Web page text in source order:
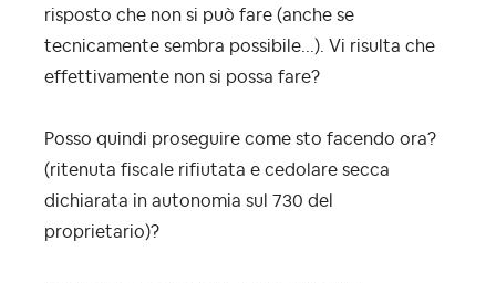
risposto che non si può fare (anche se
tecnicamente sembra possibile...). Vi risulta che
effettivamente non si possa fare?
Posso quindi proseguire come sto facendo ora?
(ritenuta fiscale rifiutata e cedolare secca
dichiarata in autonomia sul 730 del
proprietario)?